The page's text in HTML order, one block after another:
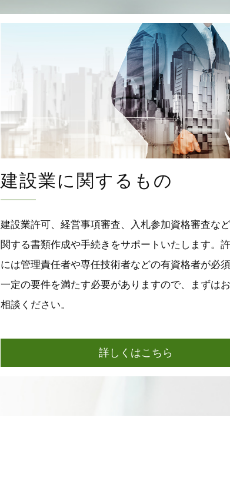
建設業に関するもの
建設業許可、経営事項審査、入札参加資格審査な
関する書類作成や手続きをサポートいたします。
には管理責任者や専任技術者などの有資格者が必須
一定の要件を満たす必要がありますので、まずは
相談ください。
詳しくはこちら